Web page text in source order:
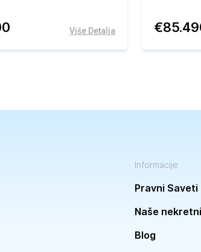
Više Detalja €
Informacije
Pravni Saveti
Naše
Blog